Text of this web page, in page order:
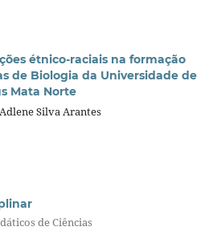
étnico-raciais na formação
de Biologia da Universidade de
Mata Norte
Silva Arantes
de Ciências